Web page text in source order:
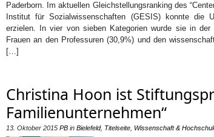
Paderborn. Im aktuellen Gleichstellungsranking des
Institut für Sozialwissenschaften (GESIS) konnte die
erzielen. In vier von sieben Kategorien wurde sie in
Frauen an den Professuren (30,9%) und den
[…]
Christina Hoon ist
Familienunternehmen“
13. Oktober 2015 PB in Bielefeld, Titelseite Wissenschaft &